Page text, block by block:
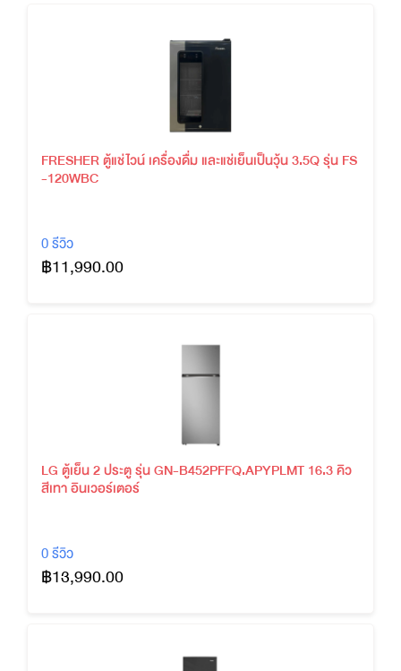
FRESHER ตู้แช่ไวน์ เครื่องดื่ม และแช่เย็นเป็นวุ้น 3.5Q รุ่น FS
-120WBC
0 รีวิว
฿11,990.00
LG ตู้เย็น 2 ประตู รุ่น GN-B452PFFQ.APYPLMT 16.3 คิว
สีเทา อินเวอร์เตอร์
0 รีวิว
฿13,990.00